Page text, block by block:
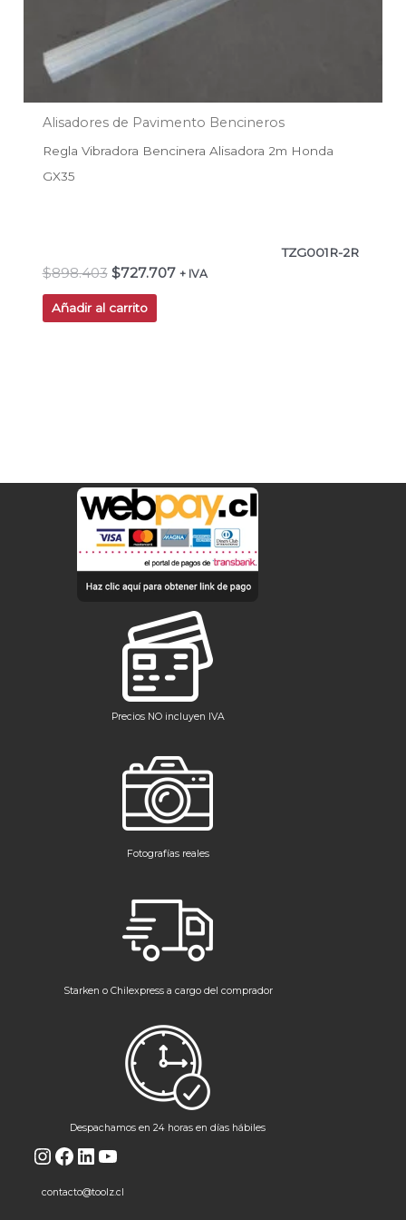
Alisadores de Pavimento Bencineros
Regla Vibradora Bencinera Alisadora 2m Honda
GX35
TZG001R-2R
$898.403 $727.707 + IVA
Añadir al carrito
Precios NO incluyen IVA
Fotografías reales
Starken o Chilexpress a cargo del comprador
Despachamos en 24 horas en días hábiles
Instagram
Facebook
LinkedIn
YouTube
contacto@toolz.cl